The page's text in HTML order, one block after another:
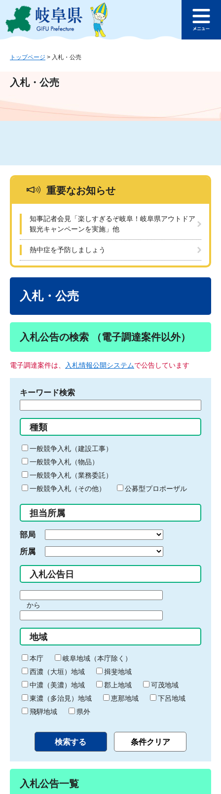
ジ
ュ
文
このページの本文へ
ュ
トップページ > 入札・公売
入札・公売
重要なお知らせ
知事記者会見「楽しすぎるぞ岐阜！岐阜県アウトドア
観光キャンペーンを実施」他
熱中症を予防しましょう
入札・公売
入札公告の検索 （電子調達案件以外）
電子調達案件は、 入札情報公開システムで公告しています
キーワード検索
る
キ
ー
ワ
ー
ド
入
力
種類
一般競争入札（建設工事）
一般競争入札（物品）
一般競争入札（業務委託）
一般競争入札（その他）
公募型プロポーザル
担当所属
部局
所属
入札公告日
間
始
り
から
間
終
わ
り
地域
本庁
岐阜地域（本庁除く）
西濃（大垣）地域
揖斐地域
中濃（美濃）地域
郡上地域
可茂地域
東濃（多治見）地域
恵那地域
下呂地域
飛騨地域
県外
入札公告一覧